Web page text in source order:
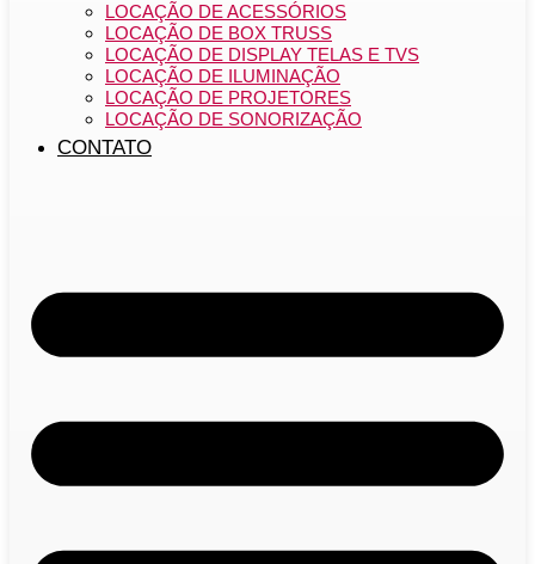
LOCAÇÃO DE ACESSÓRIOS
LOCAÇÃO DE BOX TRUSS
LOCAÇÃO DE DISPLAY TELAS E TVS
LOCAÇÃO DE ILUMINAÇÃO
LOCAÇÃO DE PROJETORES
LOCAÇÃO DE SONORIZAÇÃO
CONTATO